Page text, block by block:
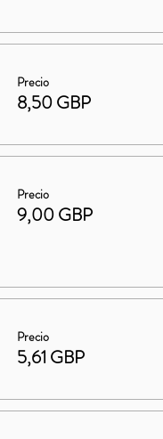
Precio
8,50 GBP
Precio
9,00 GBP
Precio
5,61 GBP